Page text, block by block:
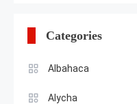
Categories
Albahaca
Alycha